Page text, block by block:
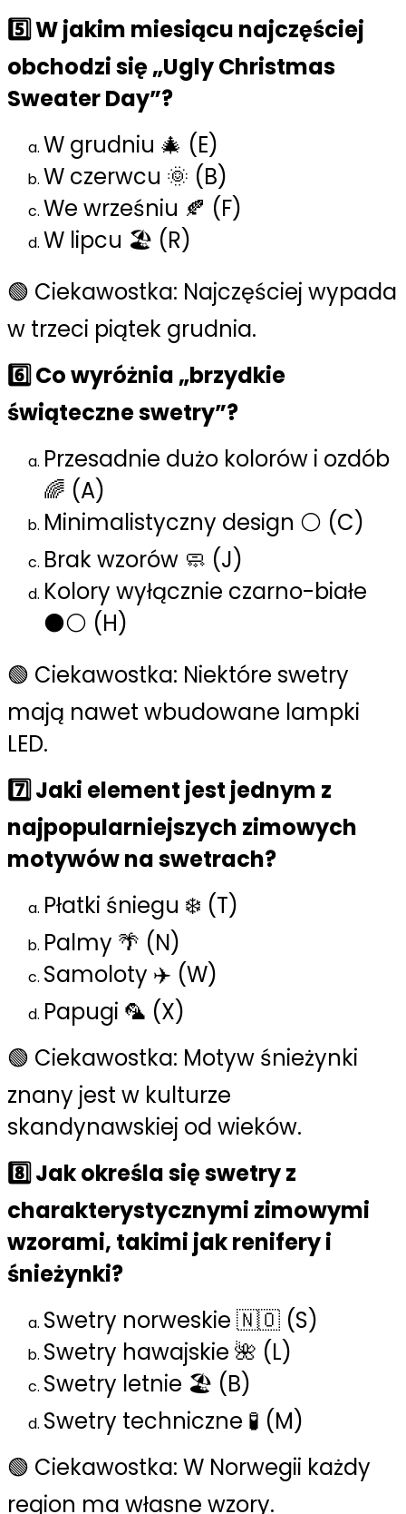
5️⃣ W jakim miesiącu najczęściej
obchodzi się „Ugly Christmas
Sweater Day”?
W grudniu 🎄 (E)
W czerwcu 🌞 (B)
We wrześniu 🍂 (F)
W lipcu 🏖️ (R)
🟢 Ciekawostka: Najczęściej wypada
w trzeci piątek grudnia.
6️⃣ Co wyróżnia „brzydkie
świąteczne swetry”?
Przesadnie dużo kolorów i ozdób
🌈 (A)
Minimalistyczny design ⚪ (C)
Brak wzorów 🧼 (J)
Kolory wyłącznie czarno-białe
⚫⚪ (H)
🟢 Ciekawostka: Niektóre swetry
mają nawet wbudowane lampki
LED.
7️⃣ Jaki element jest jednym z
najpopularniejszych zimowych
motywów na swetrach?
Płatki śniegu ❄️ (T)
Palmy 🌴 (N)
Samoloty ✈️ (W)
Papugi 🦜 (X)
🟢 Ciekawostka: Motyw śnieżynki
znany jest w kulturze
skandynawskiej od wieków.
8️⃣ Jak określa się swetry z
charakterystycznymi zimowymi
wzorami, takimi jak renifery i
śnieżynki?
Swetry norweskie 🇳🇴 (S)
Swetry hawajskie 🌺 (L)
Swetry letnie 🏖️ (B)
Swetry techniczne 🧪 (M)
🟢 Ciekawostka: W Norwegii każdy
region ma własne wzory.